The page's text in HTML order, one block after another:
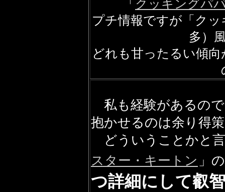
「 クッキングパ
プチ情報ですが「ク
多）
どれも甘ったるい傾
私も経験があるの
抱かせるのは余り得
どういうことかと
スター・キートン 」
つ詳細にして叡